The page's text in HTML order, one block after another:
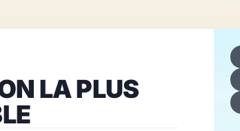
LA PLUS